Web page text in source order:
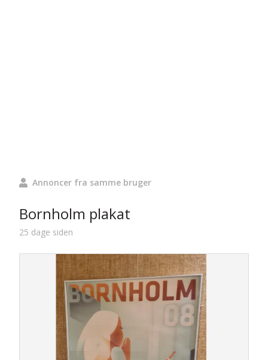
Annoncer fra samme bruger
Bornholm plakat
25 dage siden